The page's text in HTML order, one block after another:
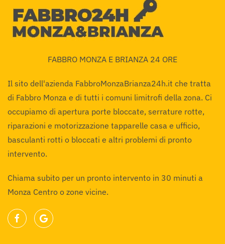
FABBRO MONZA E BRIANZA 24 ORE
Il sito dell'azienda FabbroMonzaBrianza24h.it che tratta
di Fabbro Monza e di tutti i comuni limitrofi della zona. Ci
occupiamo di apertura porte bloccate, serrature rotte,
riparazioni e motorizzazione tapparelle casa e ufficio,
basculanti rotti o bloccati e altri problemi di pronto
intervento.
Chiama subito per un pronto intervento in 30 minuti a
Monza Centro o zone vicine.